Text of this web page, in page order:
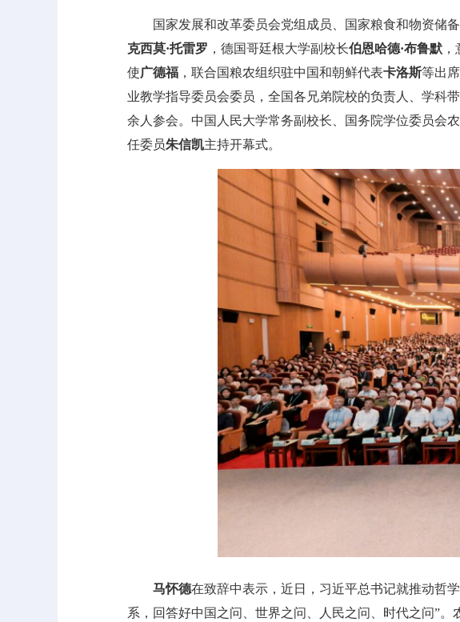
国家发展和改革委员会党组成员、国家粮食和物资储
克西莫·托雷罗 ，德国哥廷根大学副校长伯恩哈德·布鲁默
使广德福 ，联合国粮农组织驻中国和朝鲜代表卡洛斯等出
业教学指导委员会委员，全国各兄弟院校的负责人、学科
余人参会。中国人民大学常务副校长、国务院学位委员会
任委员朱信凯主持开幕式。
马怀德在致辞中表示，近日，习近平总书记就推动哲
系，回答好中国之问、世界之问、人民之问、时代之问”